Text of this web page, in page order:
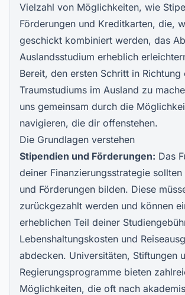
Vielzahl von Möglichkeiten, wie
Förderungen und Kreditkarten, die,
geschickt kombiniert werden, das
Auslandsstudium erheblich
Bereit, den ersten Schritt in Richtung
Traumstudiums im Ausland zu
uns gemeinsam durch die
navigieren, die dir offenstehen.
Die Grundlagen verstehen
Stipendien und Förderungen: Das
deiner Finanzierungsstrategie sollten
und Förderungen bilden. Diese
zurückgezahlt werden und können
erheblichen Teil deiner
Lebenshaltungskosten und
abdecken. Universitäten, Stiftungen
Regierungsprogramme bieten
Möglichkeiten, die oft nach